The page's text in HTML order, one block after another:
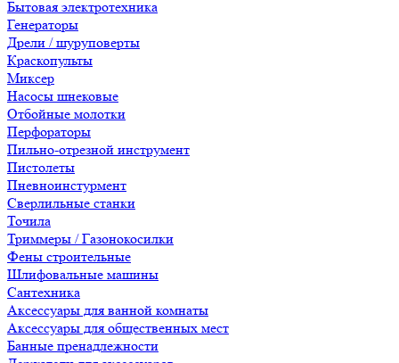
Бытовая электротехника
Генераторы
Дрели / шуруповерты
Краскопульты
Миксер
Насосы шнековые
Отбойные молотки
Перфораторы
Пильно-отрезной инструмент
Пистолеты
Пневноинстурмент
Сверлильные станки
Точила
Триммеры / Газонокосилки
Фены строительные
Шлифовальные машины
Сантехника
Аксессуары для ванной комнаты
Аксессуары для общественных мест
Банные пренадлежности